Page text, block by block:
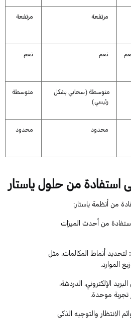
مرتفعة مرتفعة
نعم نعم
متوسطة متوسطة (سحابي بشكل
رئيسي)
محدود محدود
استفادة من حلولياستار
من أنظمةياستار:
من أحدث الميزات
: لتحديد أنماط المكالمات، مثل
الموارد.
الإلكتروني، الدردشة،
تجربة موحدة.
الانتظار والتوجيه الذكي